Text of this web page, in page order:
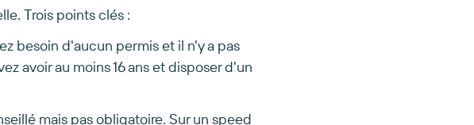
Trois points clés :
besoin d'aucun permis et il n'y a pas
avoir au moins 16 ans et disposer d'un
mais pas obligatoire. Sur un speed